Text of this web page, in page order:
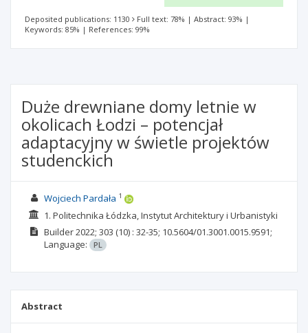
Deposited publications: 1130 Full text: 78% | Abstract: 93% |
Keywords: 85% | References: 99%
Duże drewniane domy letnie w
okolicach Łodzi – potencjał
adaptacyjny w świetle projektów
studenckich
Wojciech Pardała 1
1. Politechnika Łódzka, Instytut Architektury i Urbanistyki
Builder2022; 303 (10) : 32-35; 10.5604/01.3001.0015.9591;
Language:
PL
Abstract